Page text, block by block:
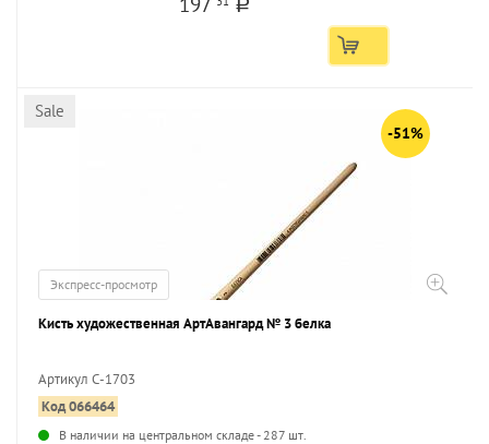
a
Sale
-51%
Экспресс-просмотр
Кисть художественная АртАвангард № 3 белка
Артикул С-1703
Код 066464
В наличии на центральном складе - 287 шт.